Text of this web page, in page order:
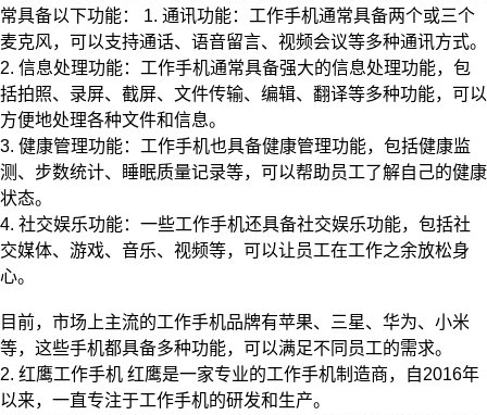
常具备以下功能： 1. 通讯功能：工作手机通常具备两个或三个
麦克风，可以支持通话、语音留言、视频会议等多种通讯方式。
2. 信息处理功能：工作手机通常具备强大的信息处理功能，包
括拍照、录屏、截屏、文件传输、编辑、翻译等多种功能，可以
方便地处理各种文件和信息。
3. 健康管理功能：工作手机也具备健康管理功能，包括健康监
测、步数统计、睡眠质量记录等，可以帮助员工了解自己的健康
状态。
4. 社交娱乐功能：一些工作手机还具备社交娱乐功能，包括社
交媒体、游戏、音乐、视频等，可以让员工在工作之余放松身
心。
目前，市场上主流的工作手机品牌有苹果、三星、华为、小米
等，这些手机都具备多种功能，可以满足不同员工的需求。
2. 红鹰工作手机 红鹰是一家专业的工作手机制造商，自2016年
以来，一直专注于工作手机的研发和生产。